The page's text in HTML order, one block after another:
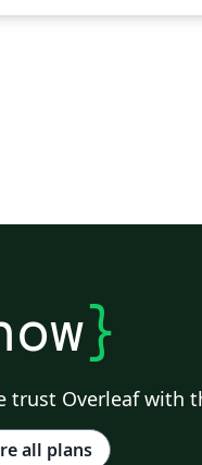
}
trust Overleaf with
all plans